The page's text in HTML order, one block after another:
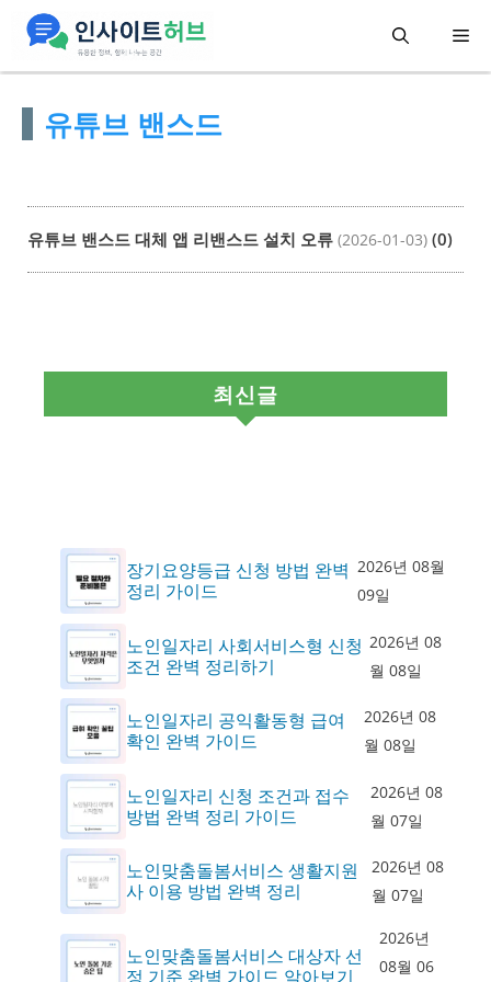
메
유튜브 밴스드
유튜브 밴스드 대체 앱 리밴스드 설치 오류 (2026-01-03) (0)
최신글
장기요양등급 신청 방법 완벽
정리 가이드
2026년 08월
09일
노인일자리 사회서비스형 신청
조건 완벽 정리하기
2026년 08
월 08일
노인일자리 공익활동형 급여
확인 완벽 가이드
2026년 08
월 08일
노인일자리 신청 조건과 접수
방법 완벽 정리 가이드
2026년 08
월 07일
노인맞춤돌봄서비스 생활지원
사 이용 방법 완벽 정리
2026년 08
월 07일
노인맞춤돌봄서비스 대상자 선
정 기준 완벽 가이드 알아보기
2026년
08월 06